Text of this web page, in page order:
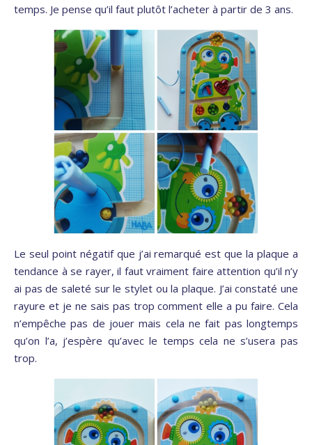
temps. Je pense qu’il faut plutôt l’acheter à partir de 3 ans.
Le seul point négatif que j’ai remarqué est que la plaque a
tendance à se rayer, il faut vraiment faire attention qu’il n’y
ai pas de saleté sur le stylet ou la plaque. J’ai constaté une
rayure et je ne sais pas trop comment elle a pu faire. Cela
n’empêche pas de jouer mais cela ne fait pas longtemps
qu’on l’a, j’espère qu’avec le temps cela ne s’usera pas
trop.